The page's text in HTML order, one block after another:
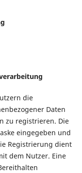
die
Daten
zu registrieren. Die
eingegeben und
Registrierung dient
dem Nutzer. Eine